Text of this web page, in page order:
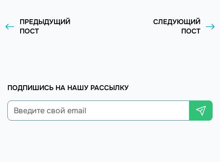
ПРЕДЫДУЩИЙ
ПОСТ
СЛЕДУЮЩИЙ
ПОСТ
ПОДПИШИСЬ НА НАШУ РАССЫЛКУ